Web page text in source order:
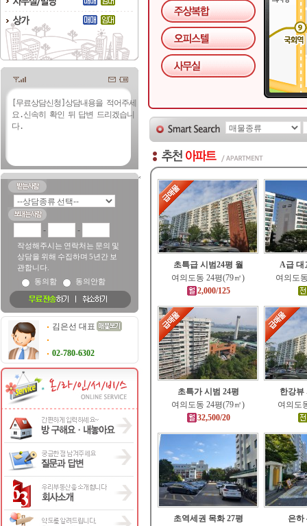
- -
작성해주시는 연락처는 문의 및
상담을 위해 수집하며 5년간 보
관합니다.
동의함
동의안함
김은선 대표
02-780-6302
초특급 시범24평 월
여의도동 24평(79㎡)
2,000/125
A급 대
여의도
초특가 시범 24평
여의도동 24평(79㎡)
32,500/20
한강뷰
여의도
초역세권 목화 27평
은하